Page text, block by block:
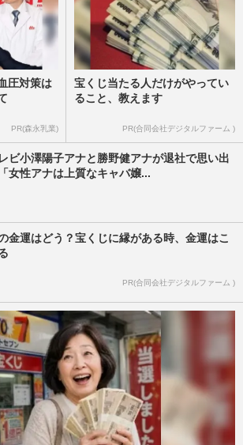
圧対策は
PR(森永乳業)
宝くじ当たる人だけがやってい
ること、教えます
PR(合同会社デジタルファーム )
ビ小澤陽子アナと勝野健アナが退社で思い出
女性アナは上質なキャバ嬢...
金運はどう？宝くじに縁がある時、金運はこ
PR(合同会社デジタルファーム )